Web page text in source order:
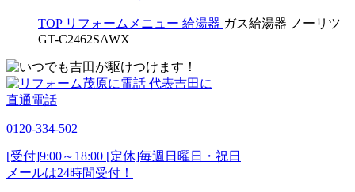
TOP リフォームメニュー 給湯器 ガス給湯器 ノーリツ
GT-C2462SAWX
代表吉田に
直通電話
0120-334-502
[受付]9:00～18:00 [定休]毎週日曜日・祝日
メールは24時間受付！